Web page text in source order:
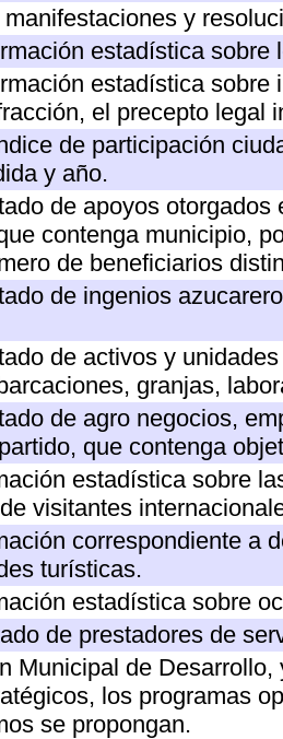
y
estadística
estadística
el precepto legal
de participación
y año.
de apoyos
contenga municipio,
de beneficiarios
de ingenios
de activos y
granjas,
de agro negocios,
que contenga
estadística sobre
visitantes
correspondiente a
turísticas.
estadística sobre
de prestadores de
Municipal de
los programas
se propongan.